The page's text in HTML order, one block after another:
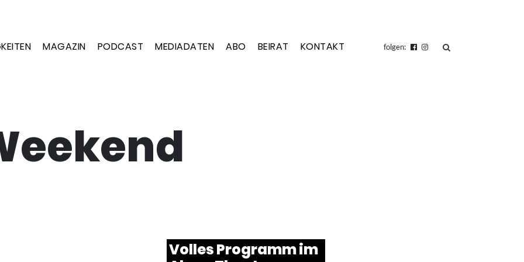
MAGAZIN PODCAST MEDIADATEN ABO BEIRAT KONTAKT folgen: suchen
Volles Programm im